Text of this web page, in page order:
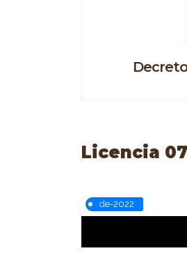
Licencia
de-2022